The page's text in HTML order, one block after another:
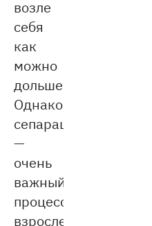
возле
себя
как
можно
дольше.
Однако
сепарация
—
очень
важный
процесс
взросления.